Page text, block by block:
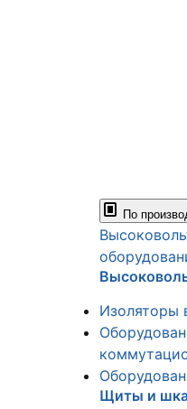
По
Изоляторы
Щиты и